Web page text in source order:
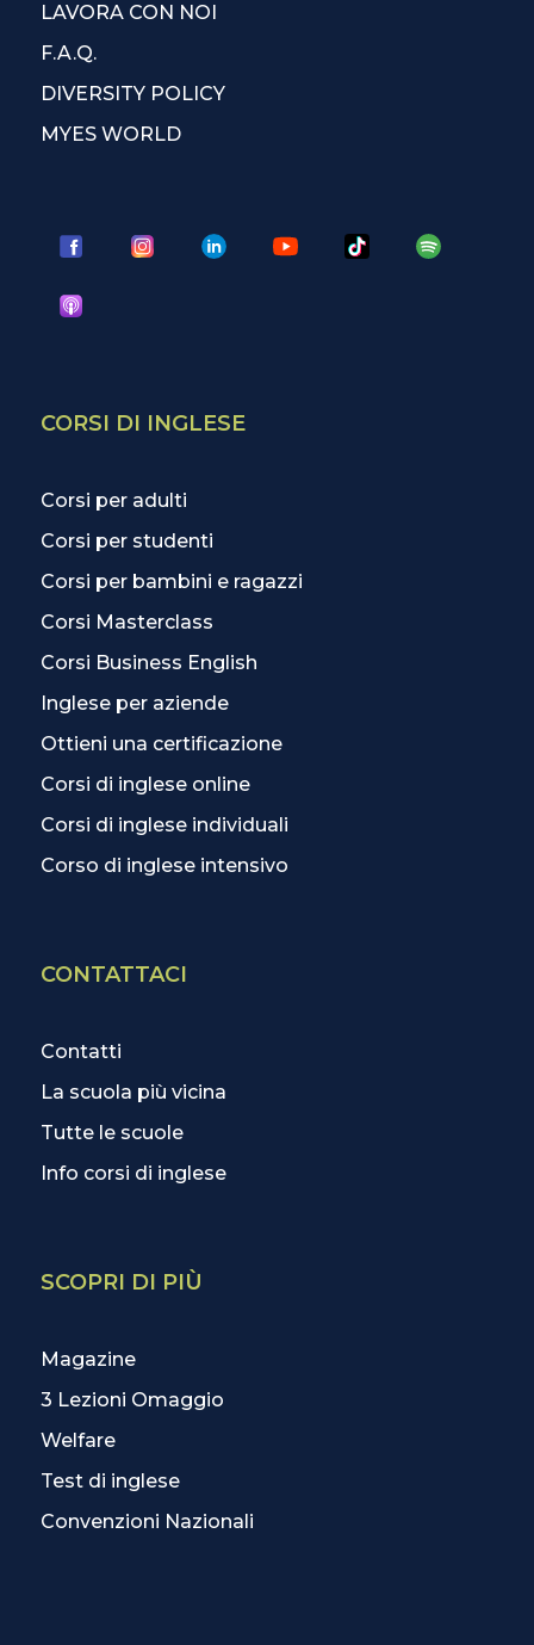
LAVORA CON NOI
F.A.Q.
DIVERSITY POLICY
MYES WORLD
CORSI DI INGLESE
Corsi per adulti
Corsi per studenti
Corsi per bambini e ragazzi
Corsi Masterclass
Corsi Business English
Inglese per aziende
Ottieni una certificazione
Corsi di inglese online
Corsi di inglese individuali
Corso di inglese intensivo
CONTATTACI
Contatti
La scuola più vicina
Tutte le scuole
Info corsi di inglese
SCOPRI DI PIÙ
Magazine
3 Lezioni Omaggio
Welfare
Test di inglese
Convenzioni Nazionali